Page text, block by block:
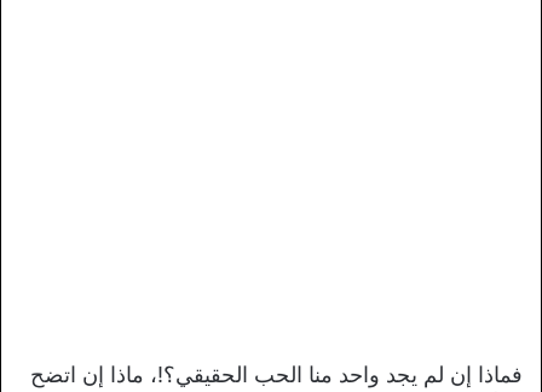
فماذا إن لم يجد واحد منا الحب الحقيقي؟!، ماذا إن اتضح